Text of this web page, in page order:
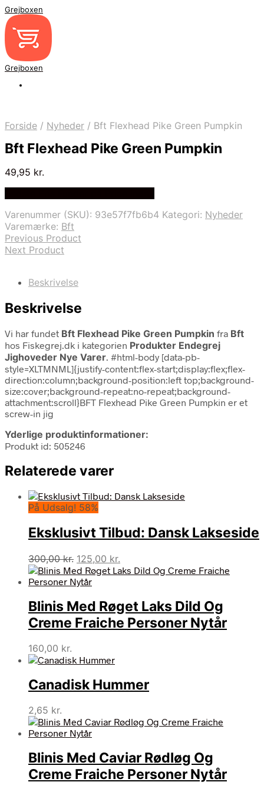
Grejboxen
Grejboxen
Forside / Nyheder / Bft Flexhead Pike Green Pumpkin
Bft Flexhead Pike Green Pumpkin
49,95 kr.
Varenummer (SKU): 93e57f7fb6b4 Kategori: Nyheder
Varemærke: Bft
Previous Product
Next Product
Beskrivelse
Beskrivelse
Vi har fundet Bft Flexhead Pike Green Pumpkin fra Bft
hos Fiskegrej.dk i kategorien Produkter Endegrej
Jighoveder Nye Varer. #html-body [data-pb-
style=XLTMNML]{justify-content:flex-start;display:flex;flex-
direction:column;background-position:left top;background-
size:cover;background-repeat:no-repeat;background-
attachment:scroll}BFT Flexhead Pike Green Pumpkin er et
screw-in jig
Yderlige produktinformationer:
Produkt id: 505246
Relaterede varer
På Udsalg! 58%
Eksklusivt Tilbud: Dansk Lakseside
300,00kr. Den
oprindelige
pris
300,00 kr..
125,00 kr.
aktuelle
125,00 kr..
Blinis Med Røget Laks Dild Og
Creme Fraiche Personer Nytår
160,00 kr.
Canadisk Hummer
2,65 kr.
Blinis Med Caviar Rødløg Og
Creme Fraiche Personer Nytår